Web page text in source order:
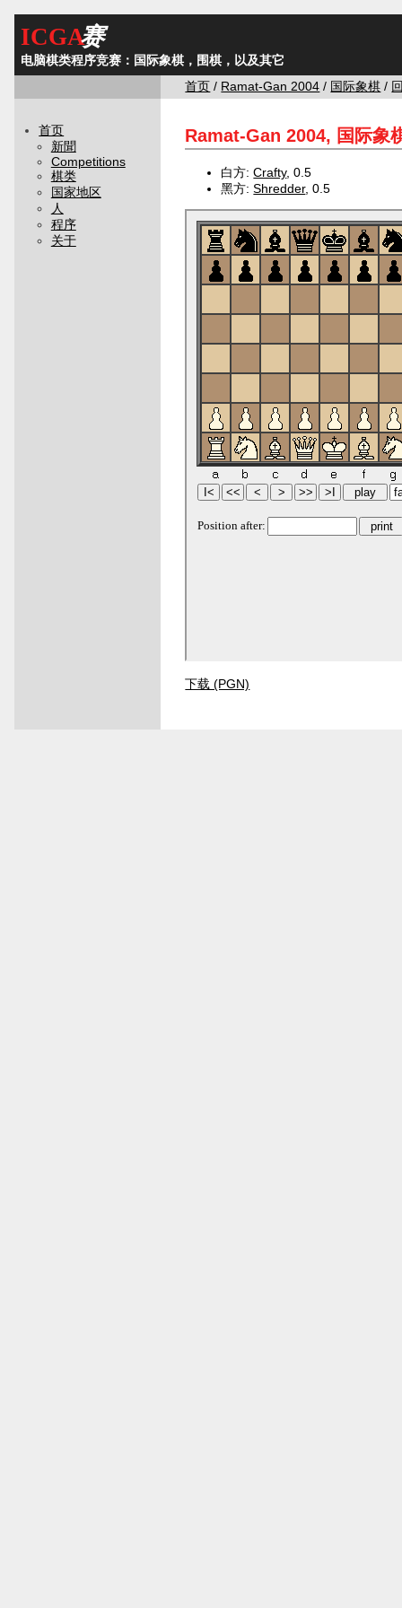
ICGA赛
电脑棋类程序竞赛：国际象棋，围棋，以及其它
首页 / Ramat-Gan 2004 / 国际象棋 /
首页
新聞
Competitions
棋类
国家地区
人
程序
关于
Ramat-Gan 2004, 国际象
白方:Crafty, 0.5
黑方:Shredder, 0.5
下载 (PGN)